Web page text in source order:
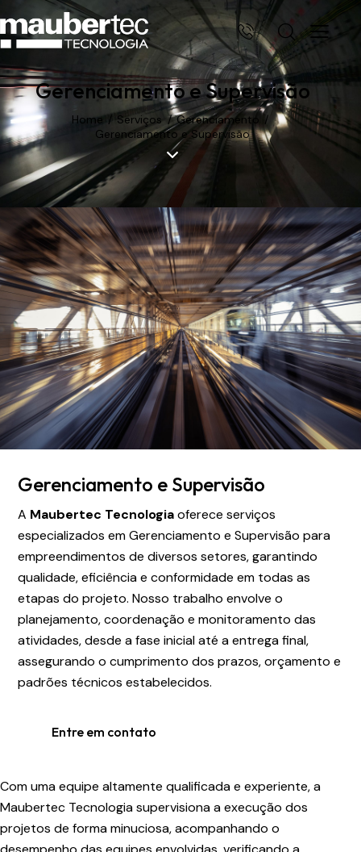
Gerenciamento e Supervisão
Home Serviços
Gerenciamento
Gerenciamento e Supervisão
Gerenciamento e Supervisão
A Maubertec Tecnologiaoferece serviços
especializados em Gerenciamento e Supervisão para
empreendimentos de diversos setores, garantindo
qualidade, eficiência e conformidade em todas as
etapas do projeto. Nosso trabalho envolve o
planejamento, coordenação e monitoramento das
atividades, desde a fase inicial até a entrega final,
assegurando o cumprimento dos prazos, orçamento e
padrões técnicos estabelecidos.
Entre em contato
Com uma equipe altamente qualificada e experiente, a
Maubertec Tecnologia supervisiona a execução dos
projetos de forma minuciosa, acompanhando o